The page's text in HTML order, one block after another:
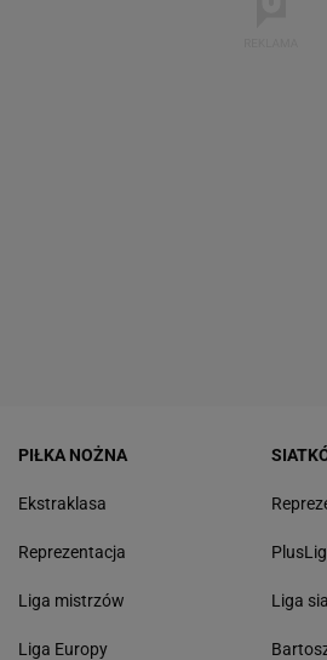
PIŁKA NOŻNA
Ekstraklasa
Reprezentacja
Liga mistrzów
Liga Europy
Liga